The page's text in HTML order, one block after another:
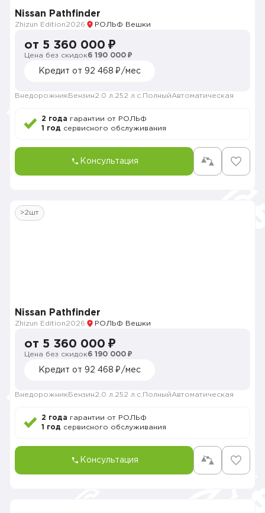
Nissan Pathfinder
Zhizun Edition2026 РОЛЬФ Вешки
от 5 360 000 ₽
Цена без скидок6 190 000 ₽
Кредит от 92 468 ₽/мес
Внедорожник Бензин2.0 л. 252 л.с. ПолныйАвтоматическая
2 года гарантии от РОЛЬФ
1 год сервисного обслуживания
Консультация
>2шт
Nissan Pathfinder
Zhizun Edition2026 РОЛЬФ Вешки
от 5 360 000 ₽
Цена без скидок6 190 000 ₽
Кредит от 92 468 ₽/мес
Внедорожник Бензин2.0 л. 252 л.с. ПолныйАвтоматическая
2 года гарантии от РОЛЬФ
1 год сервисного обслуживания
Консультация